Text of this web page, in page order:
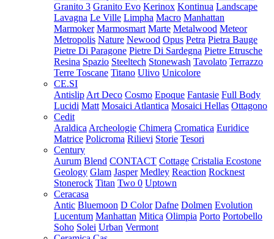
Granito 3 Granito Evo Kerinox Kontinua Landscape
Lavagna Le Ville Limpha Macro Manhattan
Marmoker Marmosmart Marte Metalwood Meteor
Metropolis Nature Newood Opus Petra Pietra Bauge
Pietre Di Paragone Pietre Di Sardegna Pietre Etrusche
Resina Spazio Steeltech Stonewash Tavolato Terrazzo
Terre Toscane Titano Ulivo Unicolore
CE.SI
Antislip Art Deco Cosmo Epoque Fantasie Full Body
Lucidi Matt Mosaici Atlantica Mosaici Hellas Ottagono
Cedit
Araldica Archeologie Chimera Cromatica Euridice
Matrice Policroma Rilievi Storie Tesori
Century
Aurum Blend CONTACT Cottage Cristalia Ecostone
Geology Glam Jasper Medley Reaction Rocknest
Stonerock Titan Two 0 Uptown
Ceracasa
Antic Bluemoon D Color Dafne Dolmen Evolution
Lucentum Manhattan Mitica Olimpia Porto Portobello
Soho Solei Urban Vermont